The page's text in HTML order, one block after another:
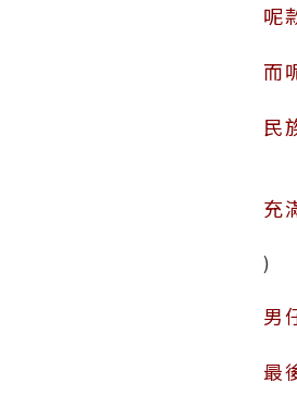
呢
而
民
充
)
男
最